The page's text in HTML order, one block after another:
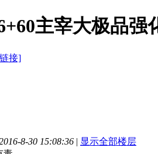
主宰大极品
接]
8-30 15:08:36 | 显示全部楼层